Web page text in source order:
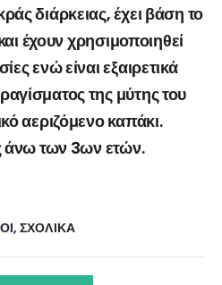
διάρκειας, έχει βάση το
έχουν χρησιμοποιηθεί
ενώ είναι εξαιρετικά
της μύτης του
αεριζόμενο καπάκι.
άνω των 3ων ετών.
, ΣΧΟΛΙΚΑ